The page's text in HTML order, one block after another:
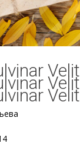
Velit
Velit
Velit